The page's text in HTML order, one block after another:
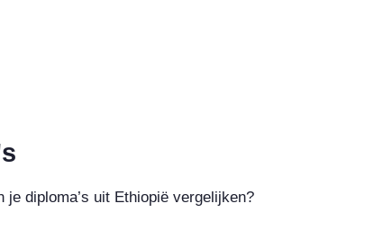
je diploma’s uit Ethiopië vergelijken?